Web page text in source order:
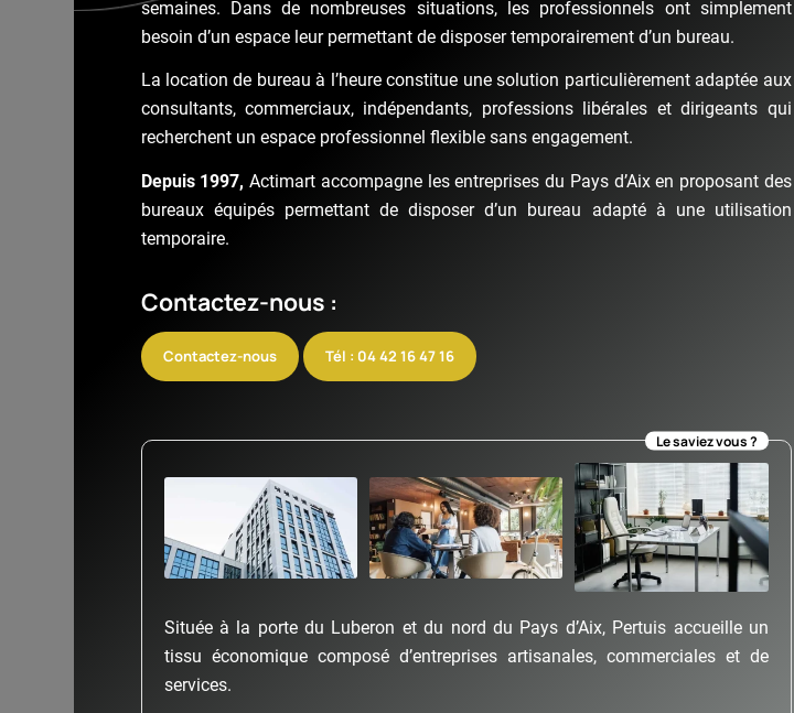
semaines. Dans de nombreuses situations, les professionnels ont simplement
besoin d’un espace leur permettant de disposer temporairement d’un bureau.
La location de bureau à l’heure constitue une solution particulièrement adaptée aux
consultants, commerciaux, indépendants, professions libérales et dirigeants qui
recherchent un espace professionnel flexible sans engagement.
Depuis 1997, Actimart accompagne les entreprises du Pays d’Aix en proposant des
bureaux équipés permettant de disposer d’un bureau adapté à une utilisation
temporaire.
Contactez-nous :
Contactez-nous Tél : 04 42 16 47 16
Le saviez vous ?
Située à la porte du Luberon et du nord du Pays d’Aix, Pertuis accueille un
tissu économique composé d’entreprises artisanales, commerciales et de
services.